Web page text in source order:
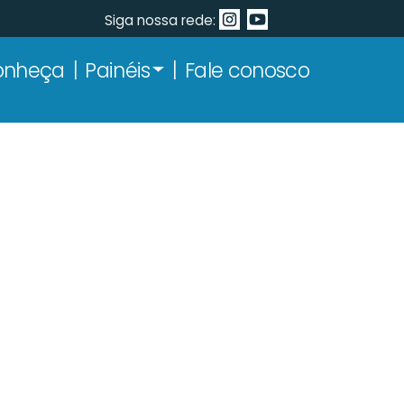
Siga nossa rede:
Painéis Fale conosco